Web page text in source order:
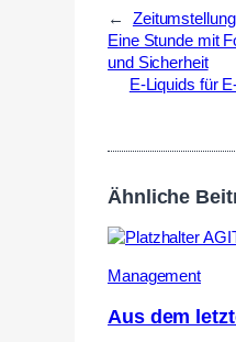
←
Eine Stunde mit
und Sicherheit
E-Liquids für
Ähnliche
Management
Aus dem